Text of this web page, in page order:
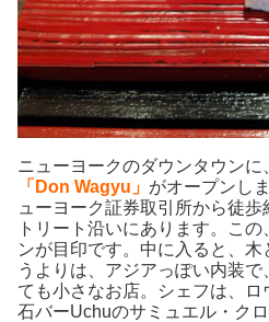
ニューヨークのダウンタウンに
「Don Wagyu」 がオープンし
ューヨーク証券取引所から徒
トリート沿いにあります。こ
ンが目印です。中に入ると、
うよりは、アジアっぽい内装
ても小さなお店。シェフは、
石バーUchuのサミュエル・クロ